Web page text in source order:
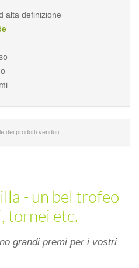
alta definizione
dei prodotti venduti.
- un bel trofeo
tornei etc.
grandi premi per i vostri